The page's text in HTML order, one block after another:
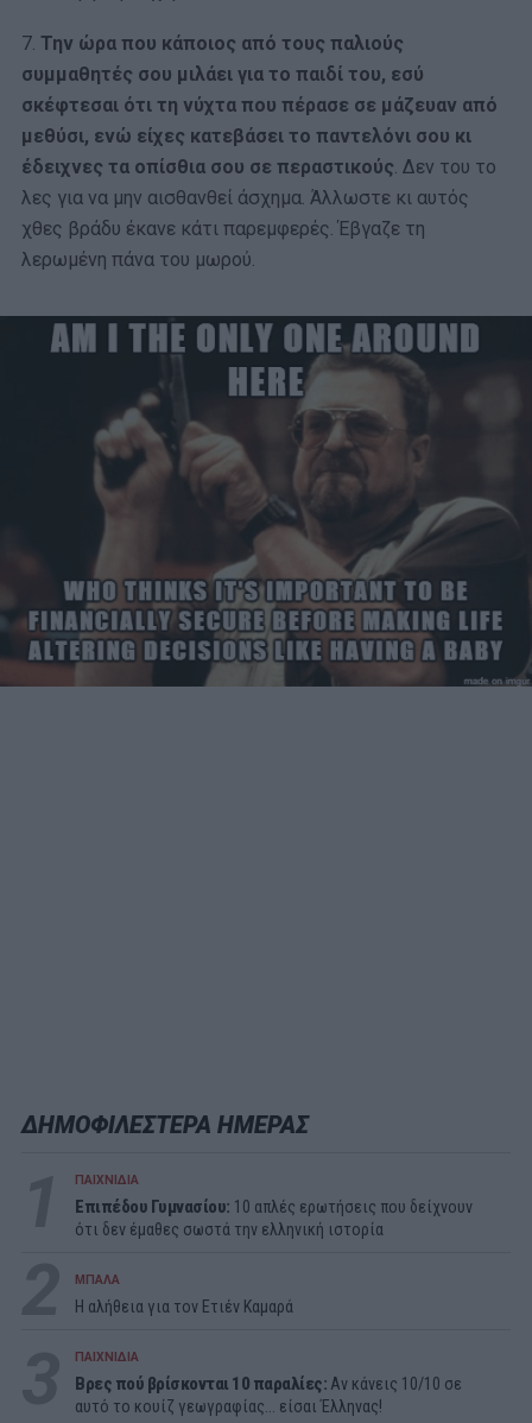
7. Την ώρα που κάποιος από τους παλιούς
συμμαθητές σου μιλάει για το παιδί του, εσύ
σκέφτεσαι ότι τη νύχτα που πέρασε σε μάζευαν από
μεθύσι, ενώ είχες κατεβάσει το παντελόνι σου κι
έδειχνες τα οπίσθια σου σε περαστικούς. Δεν του το
λες για να μην αισθανθεί άσχημα. Άλλωστε κι αυτός
χθες βράδυ έκανε κάτι παρεμφερές. Έβγαζε τη
λερωμένη πάνα του μωρού.
ΔΗΜΟΦΙΛΕΣΤΕΡΑ ΗΜΕΡΑΣ
ΠΑΙΧΝΙΔΙΑ
Επιπέδου Γυμνασίου: 10 απλές ερωτήσεις που δείχνουν
ότι δεν έμαθες σωστά την ελληνική ιστορία
ΜΠΑΛΑ
Η αλήθεια για τον Ετιέν Καμαρά
ΠΑΙΧΝΙΔΙΑ
Βρες πού βρίσκονται 10 παραλίες: Αν κάνεις 10/10 σε
αυτό το κουίζ γεωγραφίας... είσαι Έλληνας!